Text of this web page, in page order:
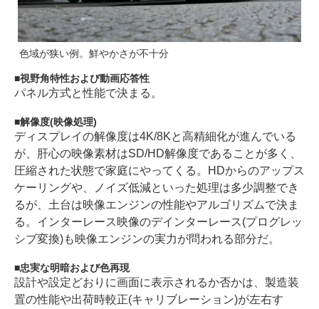
色域が狭い例。鮮やかさが不十分
視野角特性および動画応答性
パネル方式と性能で決まる。
解像度(映像処理)
ディスプレイの解像度は4K/8Kと高精細化が進んでいる
が、肝心の映像素材はSD/HD解像度であることが多く、
圧縮された状態で家庭にやってくる。HDからのアップス
ケーリングや、ノイズ低減といった処理は多少調整でき
るが、土台は映像エンジンの性能やアルゴリズムで決ま
る。インターレース映像のデインターレース(プログレッ
シブ変換)も映像エンジンの実力が問われる部分だ。
忠実な明暗および色再現
設計や設定どおりに画面に表示されるか否かは、製造装
置の性能や出荷時較正(キャリブレーション)が左右す